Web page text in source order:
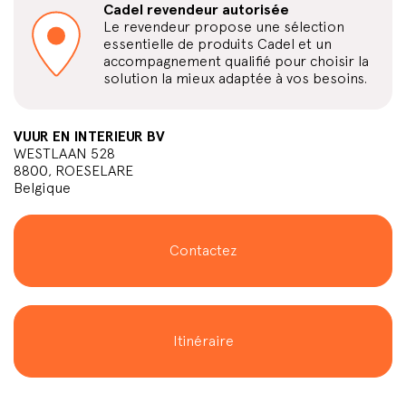
Cadel revendeur autorisée
Le revendeur propose une sélection
essentielle de produits Cadel et un
accompagnement qualifié pour choisir la
solution la mieux adaptée à vos besoins.
VUUR EN INTERIEUR BV
WESTLAAN 528
8800, ROESELARE
Belgique
Contactez
Itinéraire